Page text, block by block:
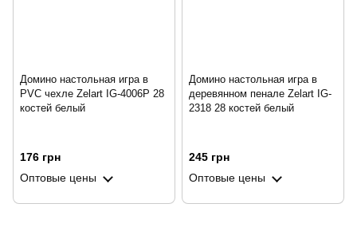
Домино настольная игра в
PVC чехле Zelart IG-4006P 28
костей белый
176 грн
Оптовые цены
Домино настольная игра в
деревянном пенале Zelart IG-
2318 28 костей белый
245 грн
Оптовые цены